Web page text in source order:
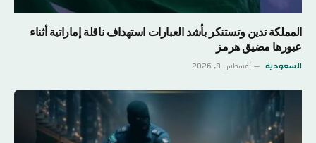
المملكة تدين وتستنكر بأشد العبارات استهداف ناقلة إماراتية أثناء
عبورها مضيق هرمز
السعودية أغسطس 8, 2026